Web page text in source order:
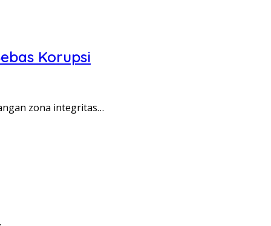
Korupsi
zona integritas…